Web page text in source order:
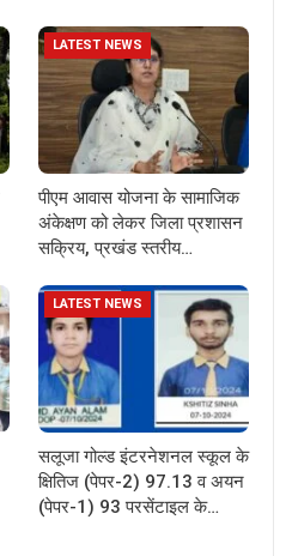
LATEST NEWS
पीएम आवास योजना के सामाजिक
अंकेक्षण को लेकर जिला प्रशासन
सक्रिय, प्रखंड स्तरीय…
LATEST NEWS
सलूजा गोल्ड इंटरनेशनल स्कूल के
क्षितिज (पेपर-2) 97.13 व अयन
(पेपर-1) 93 परसेंटाइल के…